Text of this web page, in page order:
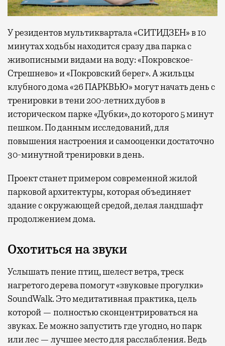
У резидентов мультиквартала «СИТИДЗЕН» в 10
минутах ходьбы находится сразу два парка с
живописными видами на воду: «Покровское-
Стрешнево» и «Покровский берег». А жильцы
клубного дома «26 ПАРКВЬЮ» могут начать день с
тренировки в тени 200-летних дубов в
историческом парке «Дубки», до которого 5 минут
пешком. По данным исследований, для
повышения настроения и самооценки достаточно
30-минутной тренировки в день.
Проект станет примером современной жилой
парковой архитектуры, которая объединяет
здание с окружающей средой, делая ландшафт
продолжением дома.
Охотиться на звуки
Услышать пение птиц, шелест ветра, треск
нагретого дерева помогут «звуковые прогулки»
SoundWalk. Это медитативная практика, цель
которой — полностью сконцентрироваться на
звуках. Ее можно запустить где угодно, но парк
или лес — лучшее место для расслабления. Ведь